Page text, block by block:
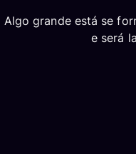
Algo grande está se
e será